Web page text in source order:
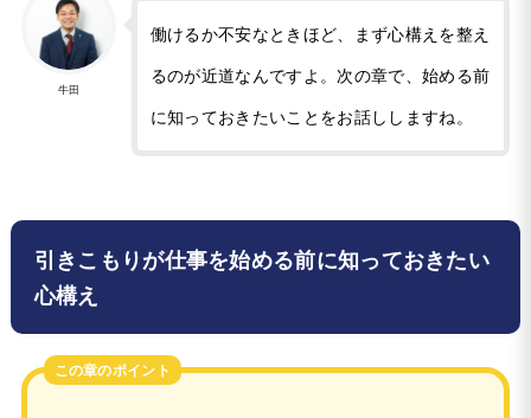
牛田
働けるか不安なときほど、まず心構えを整え
るのが近道なんですよ。次の章で、始める前
に知っておきたいことをお話ししますね。
引きこもりが仕事を始める前に知っておきたい
心構え
この章のポイント